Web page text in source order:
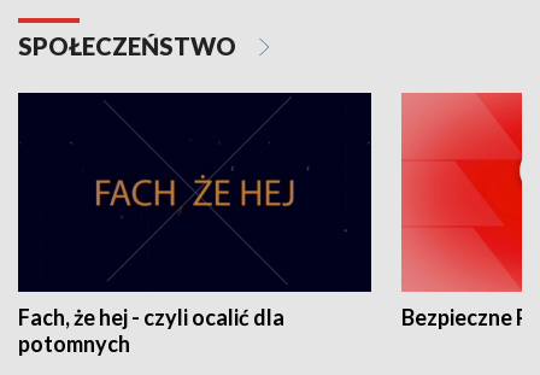
SPOŁECZEŃSTWO
Fach, że hej - czyli ocalić dla
potomnych
Bezpieczne